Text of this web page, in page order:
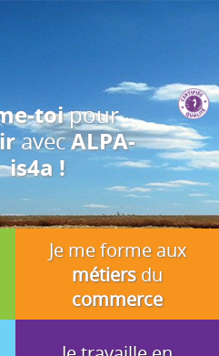
et de publicité.
toipour
avecALPA-
is4a !
Je me forme aux
métiersdu
commerce